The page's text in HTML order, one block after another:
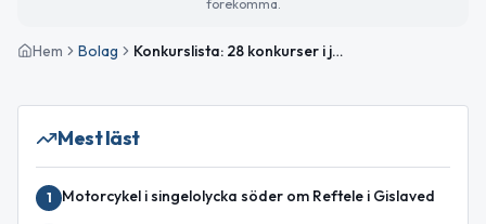
förekomma.
Hem Bolag Konkurslista: 28 konkurser i juni 2026
Mest läst
1 Motorcykel i singelolycka söder om Reftele i Gislaved